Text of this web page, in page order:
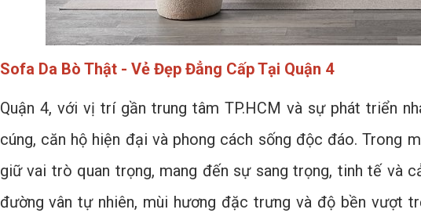
Sofa Da Bò Thật - Vẻ Đẹp Đẳng Cấp Tại Quận 4
Quận 4, với vị trí gần trung tâm TP.HCM và sự phát triển
cúng, căn hộ hiện đại và phong cách sống độc đáo. Trong
giữ vai trò quan trọng, mang đến sự sang trọng, tinh tế và
đường vân tự nhiên, mùi hương đặc trưng và độ bền vượt